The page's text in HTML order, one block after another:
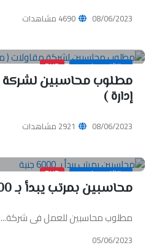
08/06/2023 4690 مشاهدات
وظائف محاسبين PHP
مطلوب محاسبين لشركة
إدارة )
08/06/2023 2921 مشاهدات
وظائف محاسبين PHP
محاسبين بمرتب يبدأ بـ 6000 جنية
مطلوب محاسبين للعمل فى شركة...
05/06/2023